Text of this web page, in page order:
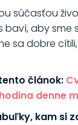
súčasťou
baví, aby sme
sa dobre
článok:
denne
kam si